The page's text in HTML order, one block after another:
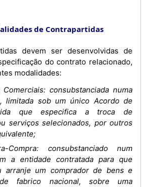
de Contrapartidas
do contrato relacionado,
modalidades:
consubstanciada numa
limitada sob um único Acordo de
que especifica a troca de
serviços selecionados, por outros
Compra: consubstanciado num
a entidade contratada para que
arranje um comprador de bens e
fabrico nacional, sobre uma